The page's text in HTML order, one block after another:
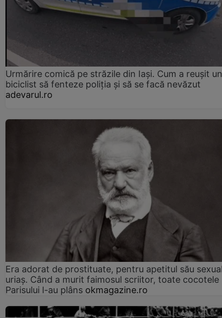
Urmărire comică pe străzile din Iași. Cum a reușit un
biciclist să fenteze poliția și să se facă nevăzut
adevarul.ro
Era adorat de prostituate, pentru apetitul său
uriaș. Când a murit faimosul scriitor, toate cocotele
Parisului l-au plâns okmagazine.ro